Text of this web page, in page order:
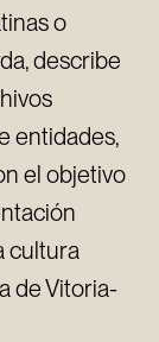
o
describe
entidades,
el objetivo
cultura
de Vitoria-